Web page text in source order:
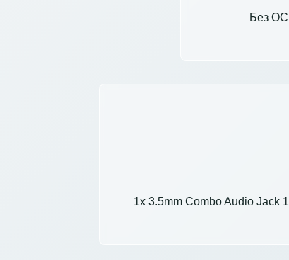
Без ОС
1x 3.5mm Combo Audio Jack